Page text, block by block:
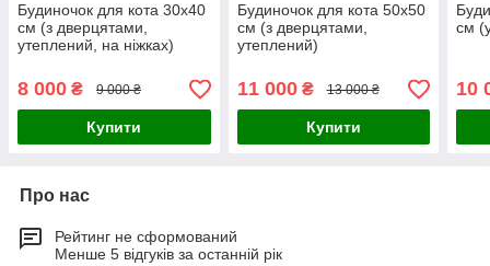
Будиночок для кота 30х40
см (з дверцятами,
утеплений, на ніжках)
8 000 ₴ 9 000 ₴
Купити
Будиночок для кота 50х50
см (з дверцятами,
утеплений)
11 000₴ 13 000 ₴
Купити
см
10
Про нас
Рейтинг не сформований
Менше 5 відгуків за останній рік